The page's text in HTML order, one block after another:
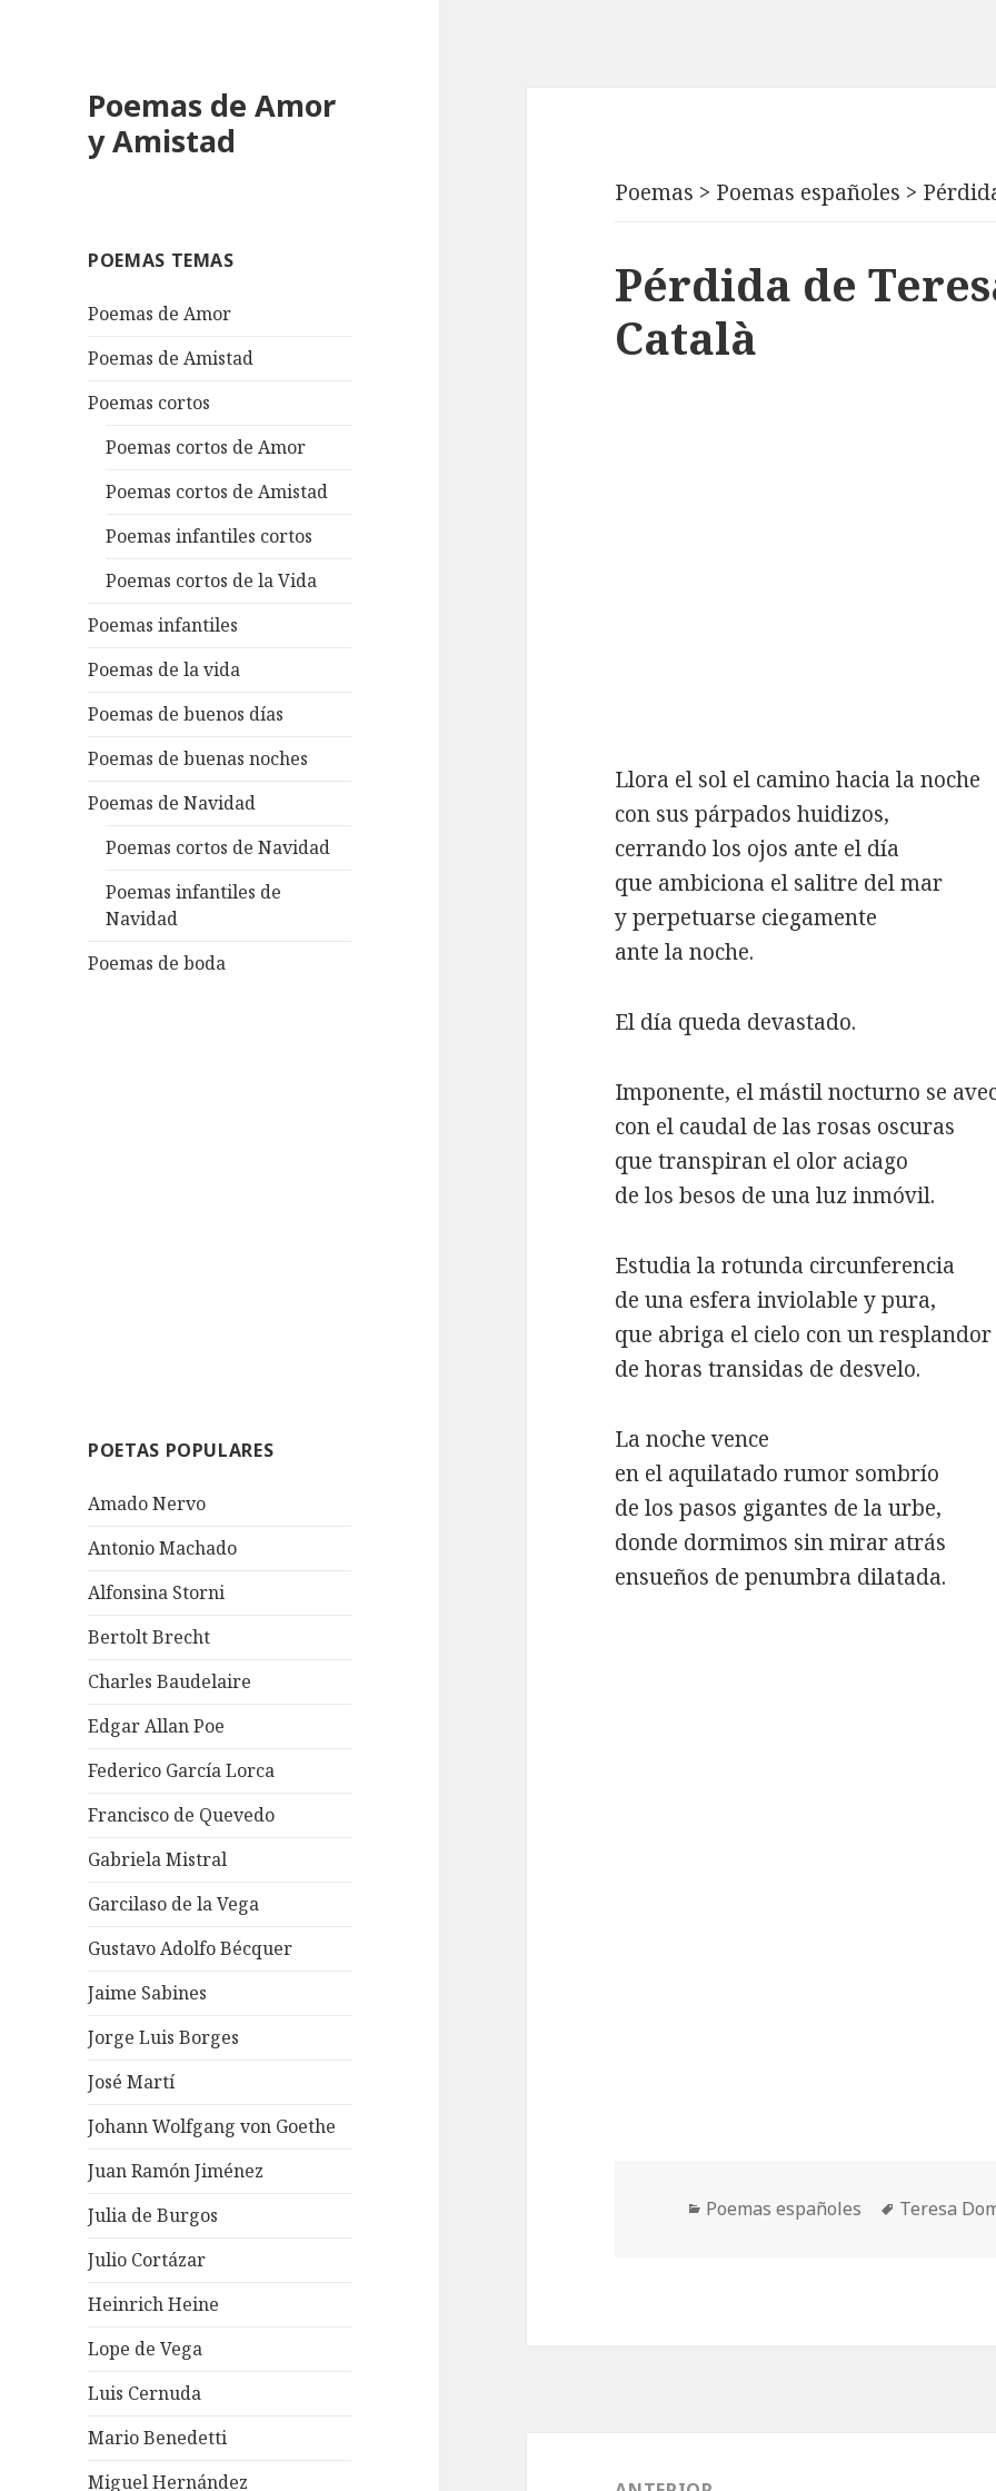
Poemas de Amor
y Amistad
POEMAS TEMAS
Poemas de Amor
Poemas de Amistad
Poemas cortos
Poemas cortos de Amor
Poemas cortos de Amistad
Poemas infantiles cortos
Poemas cortos de la Vida
Poemas infantiles
Poemas de la vida
Poemas de buenos días
Poemas de buenas noches
Poemas de Navidad
Poemas cortos de Navidad
Poemas infantiles de
Navidad
Poemas de boda
POETAS POPULARES
Amado Nervo
Antonio Machado
Alfonsina Storni
Bertolt Brecht
Charles Baudelaire
Edgar Allan Poe
Federico García Lorca
Francisco de Quevedo
Gabriela Mistral
Garcilaso de la Vega
Gustavo Adolfo Bécquer
Jaime Sabines
Jorge Luis Borges
José Martí
Johann Wolfgang von Goethe
Juan Ramón Jiménez
Julia de Burgos
Julio Cortázar
Heinrich Heine
Lope de Vega
Luis Cernuda
Mario Benedetti
Miguel Hernández
Poemas > Poemas españoles >
Pérdida de
Català
Llora el sol el camino hacia la noche
con sus párpados huidizos,
cerrando los ojos ante el día
que ambiciona el salitre del mar
y perpetuarse ciegamente
ante la noche.
El día queda devastado.
Imponente, el mástil nocturno se
con el caudal de las rosas oscuras
que transpiran el olor aciago
de los besos de una luz inmóvil.
Estudia la rotunda circunferencia
de una esfera inviolable y pura,
que abriga el cielo con un resplandor
de horas transidas de desvelo.
La noche vence
en el aquilatado rumor sombrío
de los pasos gigantes de la urbe,
donde dormimos sin mirar atrás
ensueños de penumbra dilatada.
Categorías
Poemas españoles Etiquetas
Teresa